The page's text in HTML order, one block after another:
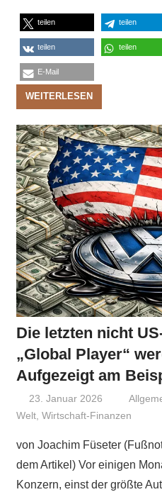
teilen teilen
teilen teilen
E-Mail
WEITERLESEN
Die letzten nicht
„Global Player“
Aufgezeigt am
23. Januar 2026 Niki
Welt, Wirtschaft-Finanzen
von Joachim Füseter
dem Artikel) Vor einigen
Konzern, einst der größte